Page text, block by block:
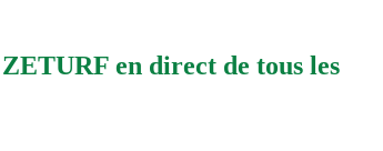
en direct de tous les